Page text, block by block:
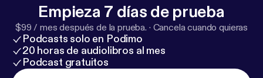
Empieza 7 días de prueba
$99 / mes después de la prueba. · Cancela cuando quieras
Podcasts solo en Podimo
20 horas de audiolibros al mes
Podcast gratuitos